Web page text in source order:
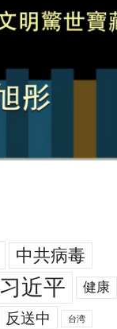
中共病毒
习近平 健康
反送中 台湾